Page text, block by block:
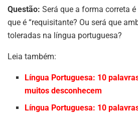
Questão: Será que a forma correta é
que é “requisitante? Ou será que
toleradas na língua portuguesa?
Leia também:
Língua Portuguesa: 10
muitos desconhecem
Língua Portuguesa: 10